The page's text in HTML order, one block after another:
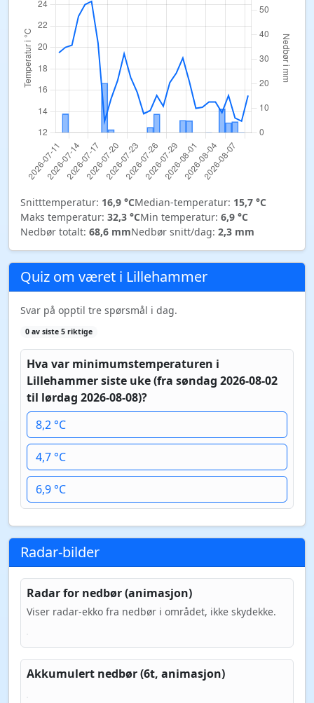
Snitttemperatur: 16,9 °CMedian-temperatur: 15,7 °C
Maks temperatur: 32,3 °CMin temperatur: 6,9 °C
Nedbør totalt: 68,6 mmNedbør snitt/dag: 2,3 mm
Quiz om været i Lillehammer
Svar på opptil tre spørsmål i dag.
0 av siste 5 riktige
Hva var minimumstemperaturen i
Lillehammer siste uke (fra søndag 2026-08-02
til lørdag 2026-08-08)?
8,2 °C
4,7 °C
6,9 °C
Radar-bilder
Radar for nedbør (animasjon)
Viser radar-ekko fra nedbør i området, ikke skydekke.
Akkumulert nedbør (6t, animasjon)